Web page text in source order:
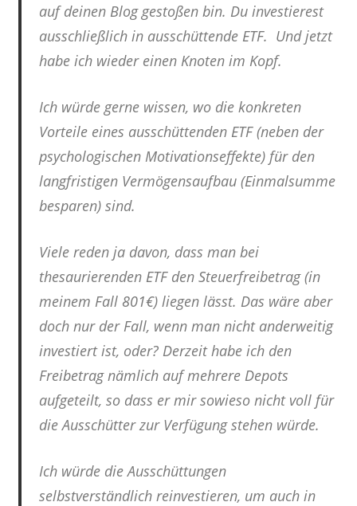
auf deinen Blog gestoßen bin. Du investierest
ausschließlich in ausschüttende ETF. Und jetzt
habe ich wieder einen Knoten im Kopf.
Ich würde gerne wissen, wo die konkreten
Vorteile eines ausschüttenden ETF (neben der
psychologischen Motivationseffekte) für den
langfristigen Vermögensaufbau (Einmalsumme
besparen) sind.
Viele reden ja davon, dass man bei
thesaurierenden ETF den Steuerfreibetrag (in
meinem Fall 801€) liegen lässt. Das wäre aber
doch nur der Fall, wenn man nicht anderweitig
investiert ist, oder? Derzeit habe ich den
Freibetrag nämlich auf mehrere Depots
aufgeteilt, so dass er mir sowieso nicht voll für
die Ausschütter zur Verfügung stehen würde.
Ich würde die Ausschüttungen
selbstverständlich reinvestieren, um auch in